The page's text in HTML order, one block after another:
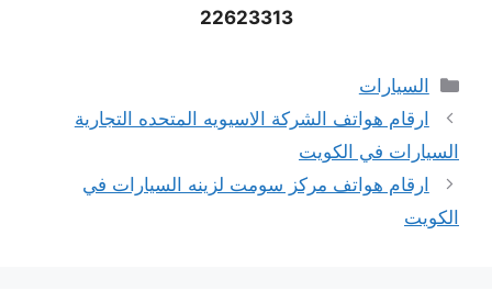
22623313
التصنيفات
السيارات
ارقام هواتف الشركة الاسيويه المتحده التجارية
السيارات في الكويت
ارقام هواتف مركز سومت لزينه السيارات في
الكويت